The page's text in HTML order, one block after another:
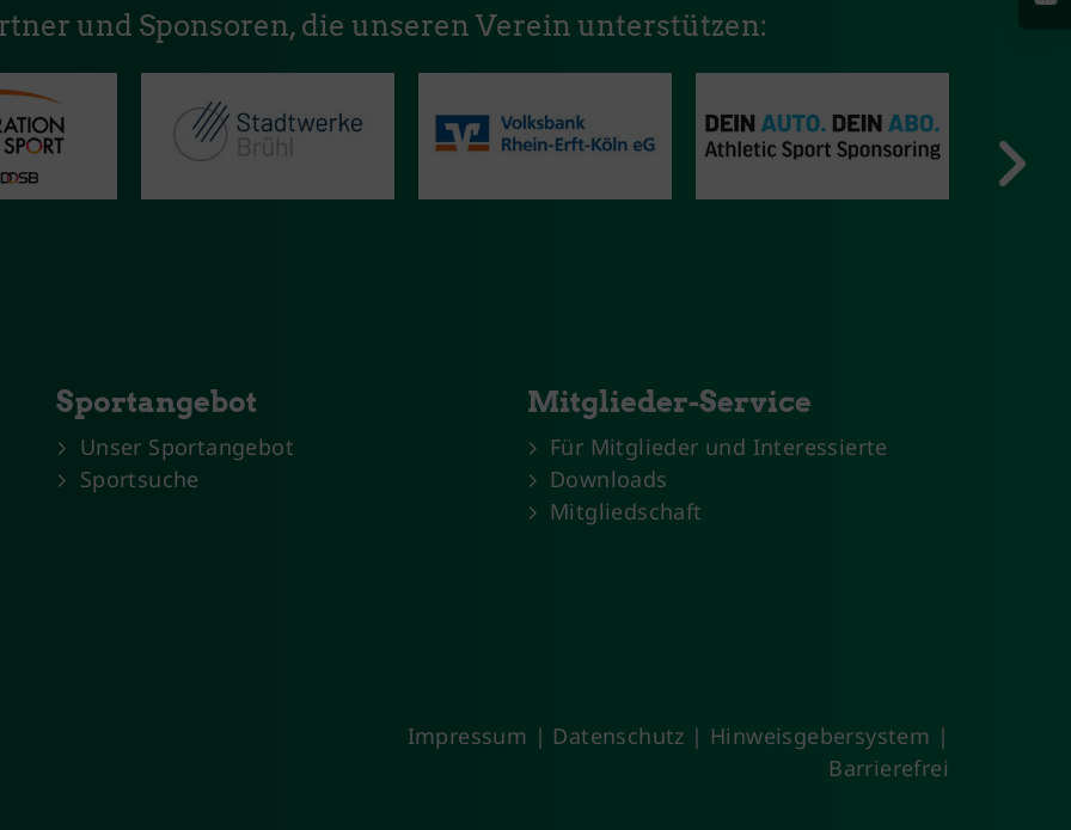
und Sponsoren, die unseren Verein unterstützen:
Sportangebot
Unser Sportangebot
Sportsuche
Mitglieder-Service
Für Mitglieder und Interessierte
Downloads
Mitgliedschaft
Impressum | Datenschutz | Hinweisgebersystem |
Barrierefrei